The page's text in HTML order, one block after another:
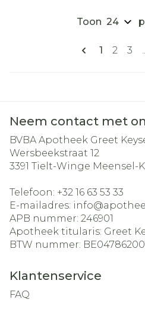
U lees
1 Pagina
2 3
Toon
Neem contact met
BVBA Apotheek Greet
Wersbeekstraat 12
3391 Tielt-Winge Meensel-
Telefoon: +32 16 63 53 33
E-mailadres: info@
APB nummer: 246901
Apotheek titularis: Greet
BTW nummer:
Klantenservice
FAQ